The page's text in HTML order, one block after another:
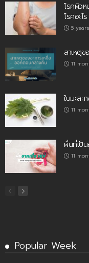
โรคผิว
โรคอะไร
5
สาเหตุ
11
ใบมะล
11
ผื่นที่เป็
11
Popular Week